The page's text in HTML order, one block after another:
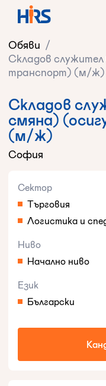
Обяви /
Складов
транспорт) (м/ж)
Складов
смяна)
(м/ж)
София
Сектор
Търговия
Логистика и
Ниво
Начално ниво
Език
Български